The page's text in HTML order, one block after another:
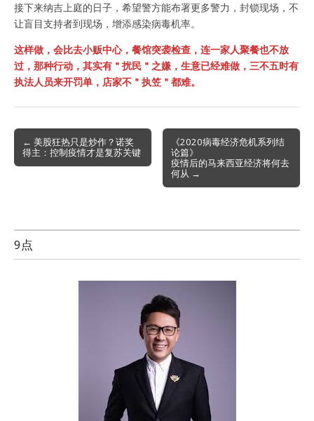
接下来纳吉上庭的日子，希望警方能布署更多警力，封锁现场，不
让盲目支持者到现场，增添感染病毒机率。
这样做，会比去小贩中心，餐馆突袭检查，连一家人聚餐也不放
过，那种行动，其实有＂扰民＂之嫌，生意已经难做，三不五时有
执法人员来开罚单，店家不＂执笠＂都难。
Post
navigation
← 美股狂热只是炒作？诺奖
得主：控制疫情才是复苏关键
《2020病毒经济危机系列结
论篇》
疫情后的马来西亚经济将何去
何从 →
9点